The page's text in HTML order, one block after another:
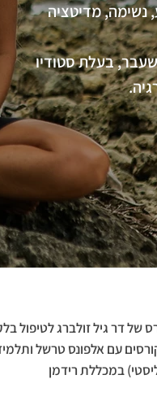
נשימה, מדיטציה
בעלת סטודיו
דר גיל זולברג לטיפול
עם אלפונס טרשל
במכללת רידמן